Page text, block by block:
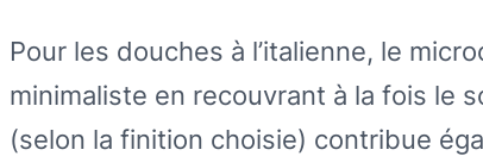
Pour les douches à l’italienne, le
minimaliste en recouvrant à la fois le
(selon la finition choisie) contribue